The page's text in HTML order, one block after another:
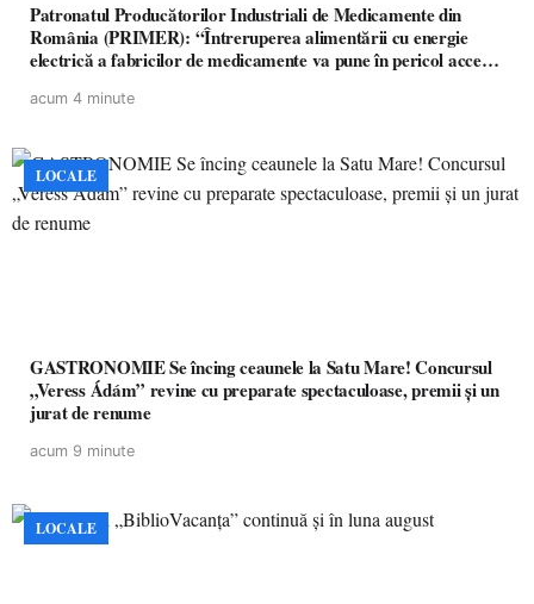
Patronatul Producătorilor Industriali de Medicamente din
România (PRIMER): “Întreruperea alimentării cu energie
electrică a fabricilor de medicamente va pune în pericol accesul
acum 4 minute
LOCALE
GASTRONOMIE Se încing ceaunele la Satu Mare! Concursul
„Veress Ádám” revine cu preparate spectaculoase, premii și un
jurat de renume
acum 9 minute
LOCALE